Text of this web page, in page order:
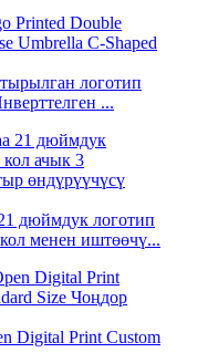
логотип
...
дюймдук логотип
менен иштөөчү...
Digital Print Custom